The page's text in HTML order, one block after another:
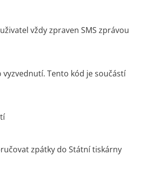
vždy zpraven SMS zprávou
Tento kód je součástí
zpátky do Státní tiskárny